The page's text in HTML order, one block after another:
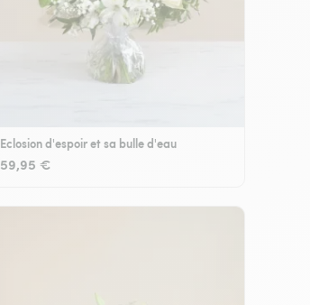
Eclosion d'espoir et sa bulle d'eau
59,95 €